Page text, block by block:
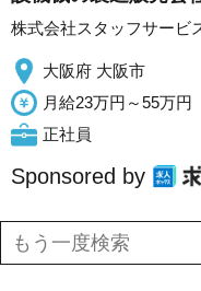
株式会社スタッフサービ
大阪府 大阪市
月給23万円～55万円
正社員
Sponsored by